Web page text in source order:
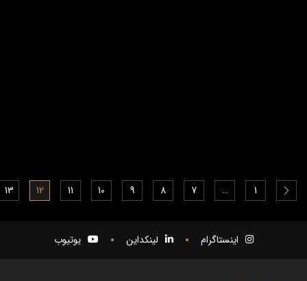
1
…
7
8
9
10
11
12
13
اینستاگرام لینکداین یوتیوب